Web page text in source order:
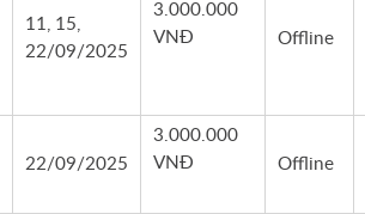
11, 15,
22/09/2025
3.000.000
VNĐ
Offline
22/09/2025
3.000.000
VNĐ
Offline